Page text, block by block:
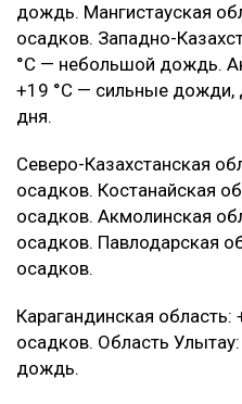
дождь. Мангистауская
осадков. Западно-
°C — небольшой дождь.
+19 °C — сильные дожди,
дня.
Северо-Казахстанская
осадков. Костанайская
осадков. Акмолинская
осадков. Павлодарская
осадков.
Карагандинская
осадков. Область
дождь.